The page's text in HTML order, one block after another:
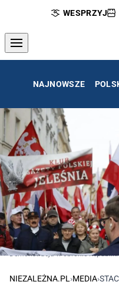
WESPRZYJ
NAJNOWSZE
Demonstracja w obronie Republiki
NIEZALEŻNA.PL ›MEDIA›